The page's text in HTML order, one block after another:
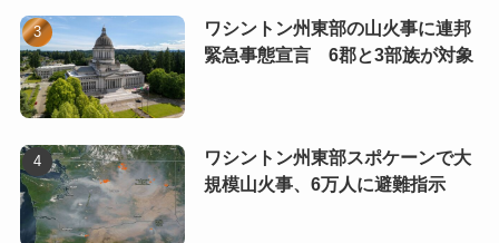
ワシントン州東部の山火事に連邦
緊急事態宣言 6郡と3部族が対象
ワシントン州東部スポケーンで大
規模山火事、6万人に避難指示